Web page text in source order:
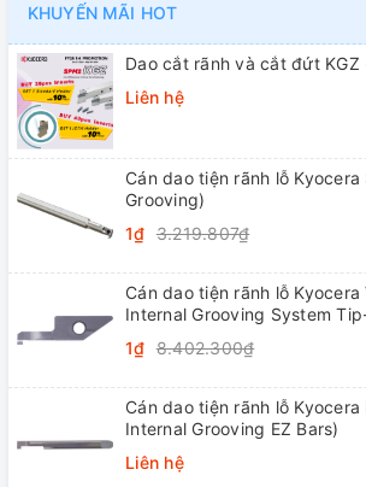
KHUYẾN MÃI HOT
Dao cắt rãnh và cắt đứt KGZ
Liên hệ
Cán dao tiện rãnh lỗ Kyocera
Grooving)
1₫ 3.219.807₫
Cán dao tiện rãnh lỗ Kyocera
Internal Grooving System
1₫ 8.402.300₫
Cán dao tiện rãnh lỗ Kyocera
Internal Grooving EZ Bars)
Liên hệ